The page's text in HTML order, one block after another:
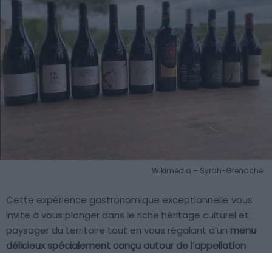
Wikimedia – Syrah-Grenache
Cette expérience gastronomique exceptionnelle vous
invite à vous plonger dans le riche héritage culturel et
paysager du territoire tout en vous régalant d’un menu
délicieux spécialement conçu autour de l’appellation